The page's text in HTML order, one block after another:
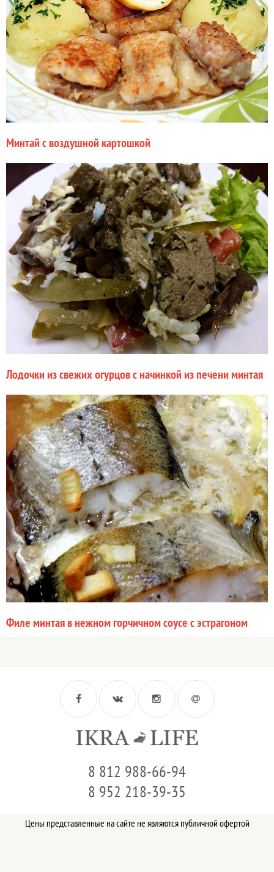
Минтай с воздушной картошкой
Лодочки из свежих огурцов с начинкой из печени минтая
Филе минтая в нежном горчичном соусе с эстрагоном
8 812 988-66-94
8 952 218-39-35
Цены представленные на сайте не являются публичной офертой